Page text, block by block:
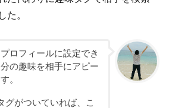
た。
ロフィールに設定でき
の趣味を相手にアピー
。
グがついていれば、こ